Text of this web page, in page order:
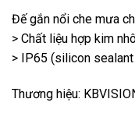
Đế gắn nổi che mưa
> Chất liệu hợp kim
> IP65 (silicon
Thương hiệu: